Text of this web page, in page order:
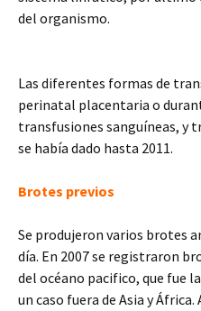
del organismo.
Las diferentes formas de
perinatal placentaria o
transfusiones sanguíneas, y
se había dado hasta 2011.
Brotes previos
Se produjeron varios brotes
día. En 2007 se registraron
del océano pacifico, que fue
un caso fuera de Asia y